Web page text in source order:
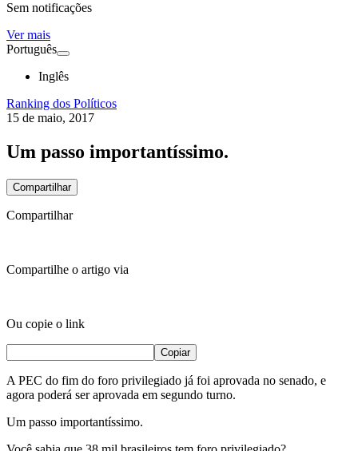
Sem notificações
Ver mais
Português
Inglês
Ranking dos Políticos
15 de maio, 2017
Um passo importantíssimo.
Compartilhar
Compartilhar
Compartilhe o artigo via
Ou copie o link
Copiar
A PEC do fim do foro privilegiado já foi aprovada no senado, e
agora poderá ser aprovada em segundo turno.
Um passo importantíssimo.